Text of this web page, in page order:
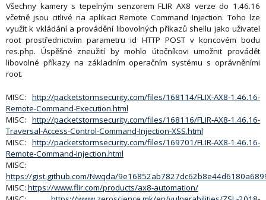
Všechny kamery s tepelným senzorem FLIR AX8 verze do 1.46.16
včetně jsou citlivé na aplikaci Remote Command Injection. Toho lze
využít k vkládání a provádění libovolných příkazů shellu jako uživatel
root prostřednictvím parametru id HTTP POST v koncovém bodu
res.php. Úspěšné zneužití by mohlo útočníkovi umožnit provádět
libovolné příkazy na základním operačním systému s oprávněními
root.
MISC: http://packetstormsecurity.com/files/168114/FLIX-AX8-1.46.16-
Remote-Command-Execution.html
MISC: http://packetstormsecurity.com/files/168116/FLIR-AX8-1.46.16-
Traversal-Access-Control-Command-Injection-XSS.html
MISC: http://packetstormsecurity.com/files/169701/FLIR-AX8-1.46.16-
Remote-Command-Injection.html
MISC:
https://gist.github.com/Nwqda/
MISC: https://www.flir.com/products/ax8-automation/